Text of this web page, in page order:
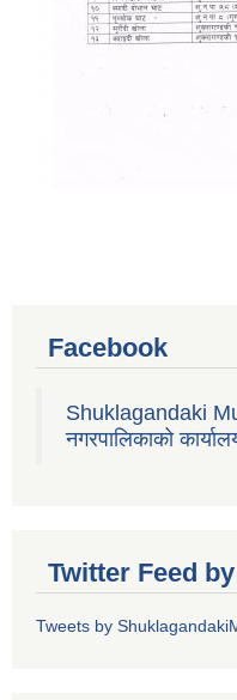
Facebook
Shuklagandaki
नगरपालिकाको
Twitter Feed
Tweets by